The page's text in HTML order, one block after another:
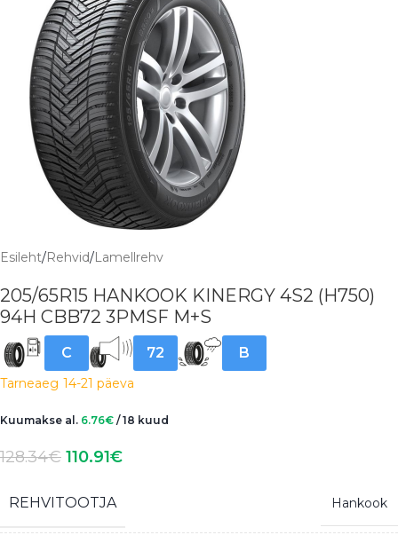
Esileht/Rehvid/Lamellrehv
205/65R15 HANKOOK KINERGY 4S2 (H750)
94H CBB72 3PMSF M+S
C 72 B
Tarneaeg 14-21 päeva
Kuumakse al. 6.76€ / 18 kuud
128.34€ 110.91€
REHVITOOTJA Hankook